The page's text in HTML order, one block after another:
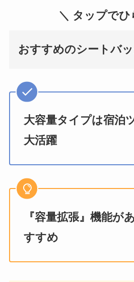
＼ タップでひ
おすすめのシートバ
大容量タイプは宿泊
大活躍
『容量拡張』機能が
すすめ